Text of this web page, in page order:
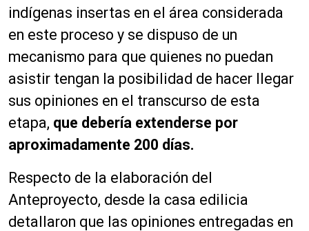
indígenas insertas en el área considerada
en este proceso y se dispuso de un
mecanismo para que quienes no puedan
asistir tengan la posibilidad de hacer llegar
sus opiniones en el transcurso de esta
etapa, que debería extenderse por
aproximadamente 200 días.
Respecto de la elaboración del
Anteproyecto, desde la casa edilicia
detallaron que las opiniones entregadas en